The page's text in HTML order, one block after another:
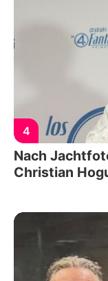
4
Nach
Christian